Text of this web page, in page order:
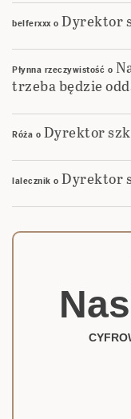
belferxxxo Dyrektor
Płynna rzeczywistość o
trzeba będzie
Róża o Dyrektor
lalecznik o Dyrektor